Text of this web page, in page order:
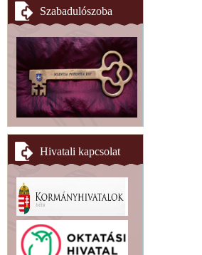
Szabadulószoba
Hivatali kapcsolat